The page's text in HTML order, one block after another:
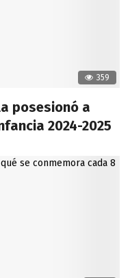
359
posesionó a
2024-2025